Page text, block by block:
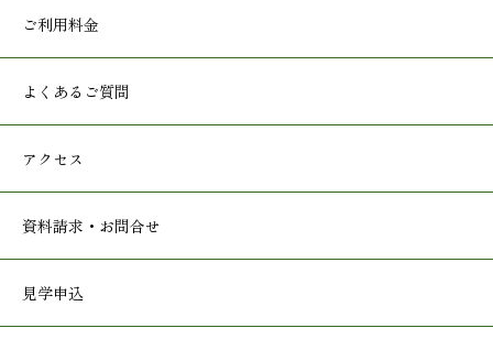
ご利用料金
よくあるご質問
アクセス
資料請求・お問合せ
見学申込